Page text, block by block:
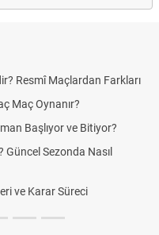
Resmî Maçlardan Farkları
Maç Oynanır?
Başlıyor ve Bitiyor?
Güncel Sezonda Nasıl
ve Karar Süreci